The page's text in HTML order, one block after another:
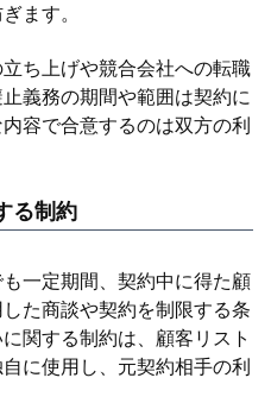
ます。
ち上げや競合会社への転職
義務の期間や範囲は契約に
容で合意するのは双方の利
る制約
一定期間、契約中に得た顧
た商談や契約を制限する条
関する制約は、顧客リスト
に使用し、元契約相手の利